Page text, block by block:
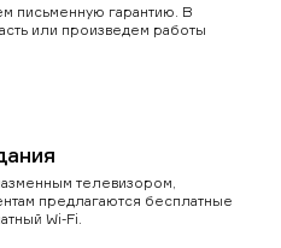
письменную гарантию. В
или произведем работы
телевизором,
предлагаются бесплатные
Wi-Fi.